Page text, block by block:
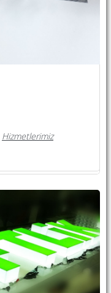
Hizmetlerimiz